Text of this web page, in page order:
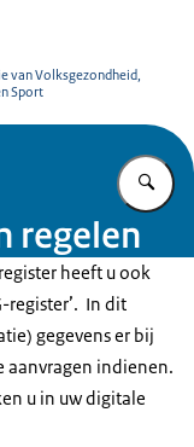
van Volksgezondheid,
Sport
regelen
heeft u ook
register’. In dit
gegevens er bij
aanvragen indienen.
u in uw digitale